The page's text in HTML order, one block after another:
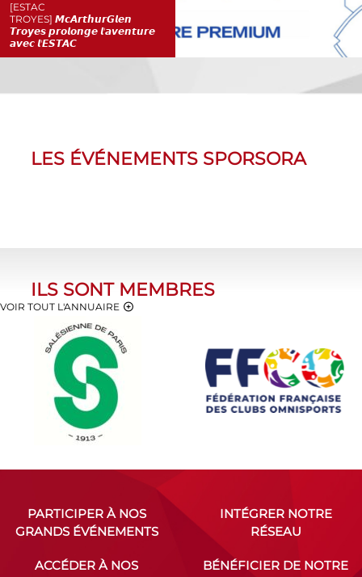
[ESTAC
TROYES] 𝙈𝙘𝘼𝙧𝙩𝙝𝙪𝙧𝙂𝙡𝙚𝙣
𝙏𝙧𝙤𝙮𝙚𝙨 𝙥𝙧𝙤𝙡𝙤𝙣𝙜𝙚 𝙡'𝙖𝙫𝙚𝙣𝙩𝙪𝙧𝙚
𝙖𝙫𝙚𝙘 𝙡'𝙀𝙎𝙏𝘼𝘾
LES ÉVÉNEMENTS SPORSORA
ILS SONT MEMBRES
VOIR TOUT L'ANNUAIRE
PARTICIPER À NOS
GRANDS ÉVÉNEMENTS
INTÉGRER NOTRE
RÉSEAU
ACCÉDER À NOS
BÉNÉFICIER DE NOTRE